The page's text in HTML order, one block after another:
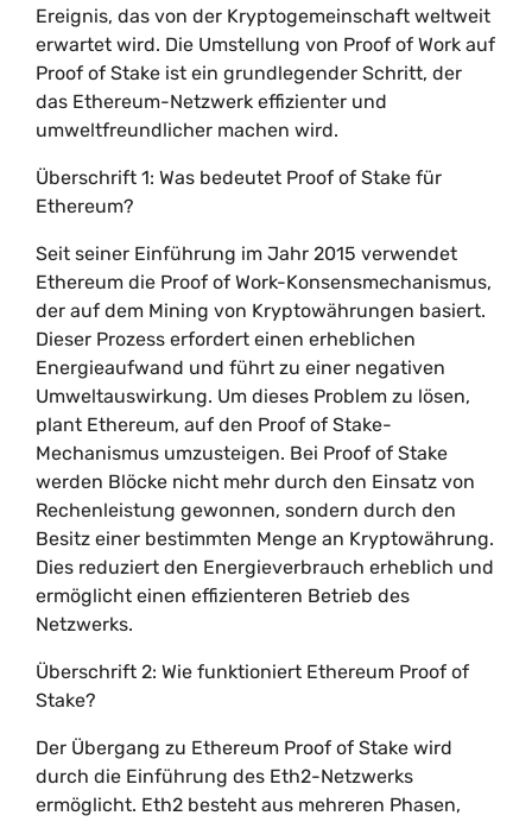
Ereignis, das von der Kryptogemeinschaft weltweit
erwartet wird. Die Umstellung von Proof of Work auf
Proof of Stake ist ein grundlegender Schritt, der
das Ethereum-Netzwerk effizienter und
umweltfreundlicher machen wird.
Überschrift 1: Was bedeutet Proof of Stake für
Ethereum?
Seit seiner Einführung im Jahr 2015 verwendet
Ethereum die Proof of Work-Konsensmechanismus,
der auf dem Mining von Kryptowährungen basiert.
Dieser Prozess erfordert einen erheblichen
Energieaufwand und führt zu einer negativen
Umweltauswirkung. Um dieses Problem zu lösen,
plant Ethereum, auf den Proof of Stake-
Mechanismus umzusteigen. Bei Proof of Stake
werden Blöcke nicht mehr durch den Einsatz von
Rechenleistung gewonnen, sondern durch den
Besitz einer bestimmten Menge an Kryptowährung.
Dies reduziert den Energieverbrauch erheblich und
ermöglicht einen effizienteren Betrieb des
Netzwerks.
Überschrift 2: Wie funktioniert Ethereum Proof of
Stake?
Der Übergang zu Ethereum Proof of Stake wird
durch die Einführung des Eth2-Netzwerks
ermöglicht. Eth2 besteht aus mehreren Phasen,